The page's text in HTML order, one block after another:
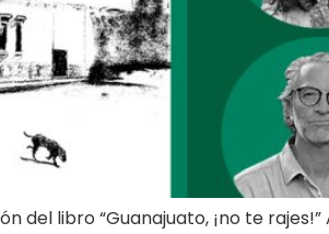
del libro “Guanajuato, ¡no te